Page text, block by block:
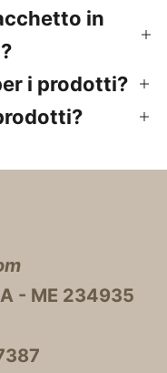
in
i prodotti?
- ME 234935